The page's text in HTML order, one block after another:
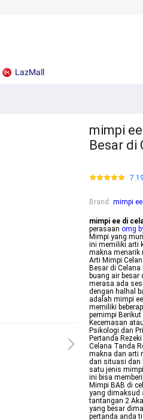
LazMall
mimpi
Besar di
Brand : mimpi
mimpi ee di
perasaan omg
Mimpi yang
ini memiliki arti
makna menarik
Arti Mimpi
Besar di
buang air
merasa ada
dengan halhal
adalah mimpi
memiliki
pemimpi
Kecemasan
Psikologi dan
Pertanda
Celana Tanda
makna dan arti
dari situasi dan
satu jenis
ini bisa
Mimpi BAB di
yang dimaksud
tantangan 2
yang besar
pertanda anda